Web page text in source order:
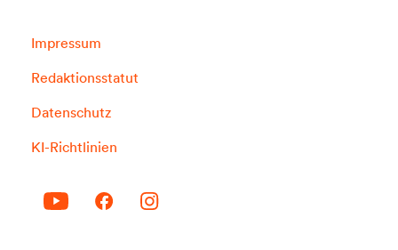
Impressum
Redaktionsstatut
Datenschutz
KI-Richtlinien